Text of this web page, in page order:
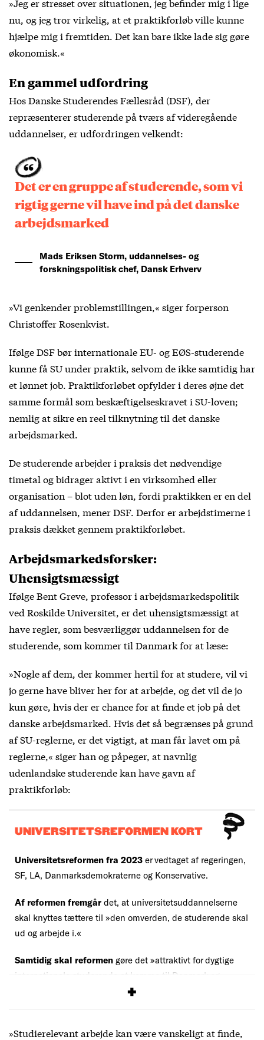
nu, og jeg tror virkelig, at et praktikforløb ville kunne
hjælpe mig i fremtiden. Det kan bare ikke lade sig gøre
økonomisk.«
En gammel udfordring
Hos Danske Studerendes Fællesråd (DSF), der
repræsenterer studerende på tværs af videregående
uddannelser, er udfordringen velkendt:
Det er en gruppe af studerende, som vi
rigtig gerne vil have ind på det danske
arbejdsmarked
Mads Eriksen Storm, uddannelses- og
forskningspolitisk chef, Dansk Erhverv
»Vi genkender problemstillingen,« siger forperson
Christoffer Rosenkvist.
Ifølge DSF bør internationale EU- og EØS-studerende
kunne få SU under praktik, selvom de ikke samtidig har
et lønnet job. Praktikforløbet opfylder i deres øjne det
samme formål som beskæftigelseskravet i SU-loven;
nemlig at sikre en reel tilknytning til det danske
arbejdsmarked.
De studerende arbejder i praksis det nødvendige
timetal og bidrager aktivt i en virksomhed eller
organisation – blot uden løn, fordi praktikken er en del
af uddannelsen, mener DSF. Derfor er arbejdstimerne i
praksis dækket gennem praktikforløbet.
Arbejdsmarkedsforsker:
Uhensigtsmæssigt
Ifølge Bent Greve, professor i arbejdsmarkedspolitik
ved Roskilde Universitet, er det uhensigtsmæssigt at
have regler, som besværliggør uddannelsen for de
studerende, som kommer til Danmark for at læse:
»Nogle af dem, der kommer hertil for at studere, vil vi
jo gerne have bliver her for at arbejde, og det vil de jo
kun gøre, hvis der er chance for at finde et job på det
danske arbejdsmarked. Hvis det så begrænses på grund
af SU-reglerne, er det vigtigt, at man får lavet om på
reglerne,« siger han og påpeger, at navnlig
udenlandske studerende kan have gavn af
praktikforløb:
UNIVERSITETSREFORMEN KORT
Universitetsreformen fra 2023 er vedtaget af regeringen,
SF, LA, Danmarksdemokraterne og Konservative.
Af reformen fremgår det, at universitetsuddannelserne
skal knyttes tættere til »den omverden, de studerende skal
ud og arbejde i.«
Samtidig skal reformen gøre det »attraktivt for dygtige
internationale studerende at komme til Danmark og
studere og efterfølgende finde arbejde.«
»Studierelevant arbejde kan være vanskeligt at finde,